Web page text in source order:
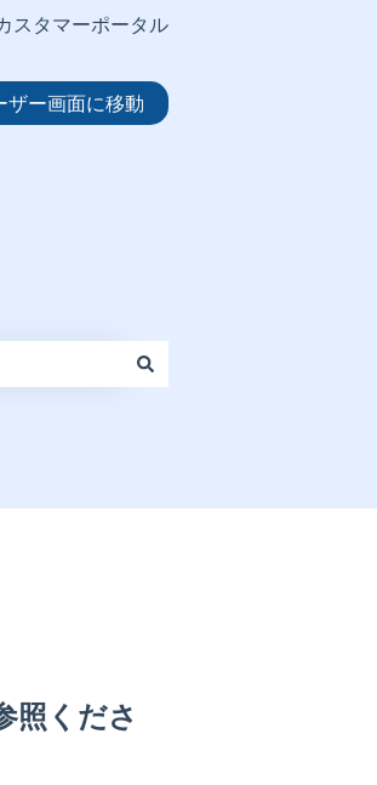
スタマーポータル
ザー画面に移動
照くださ